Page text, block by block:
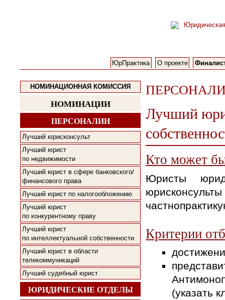
ЮрПрактика О проекте
НОМИНАЦИОННАЯ КОМИССИЯ
НОМИНАЦИИ
ПЕРСОНАЛИИ
Лучший юрисконсульт
Лучший юрист
по недвижимости
Лучший юрист в сфере банковского/
финансового права
Лучший юрист по налогообложению
Лучший юрист
по конкурентному праву
Лучший юрист
по интеллектуальной собственности
Лучший юрист в области
телекоммуникаций
Лучший судебный юрист
ЮРИДИЧЕСКИЕ ОТДЕЛЫ
Лучший
Кто может
Юристы
Критерии
(указать